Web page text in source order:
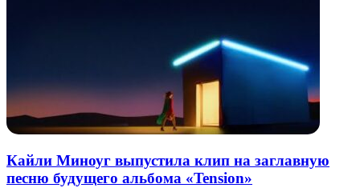
Кайли Миноуг выпустила клип на заглавную
песню будущего альбома «Tension»